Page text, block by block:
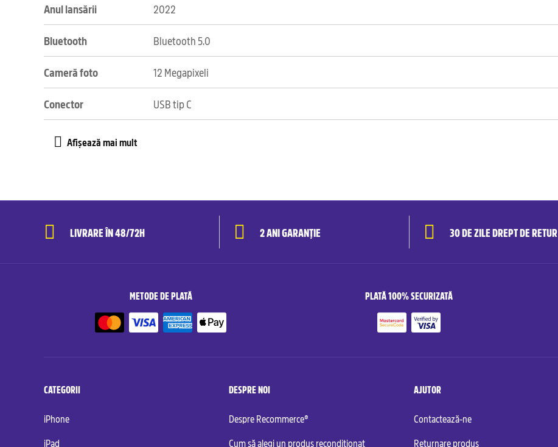
Anul lansării 2022
Bluetooth Bluetooth 5.0
Cameră foto 12 Megapixeli
Conector USB tip C
LIVRARE ÎN 48/72H 2 ANI GARANȚIE 30 DE ZILE DREPT DE RETUR
METODE DE PLATĂ PLATĂ 100% SECURIZATĂ
CATEGORII
iPhone
iPad
DESPRE NOI
Despre Recommerce®
Cum să alegi un produs recondiționat
AJUTOR
Contactează-ne
Returnare produs